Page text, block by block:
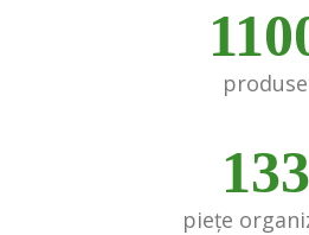
produse
133
piețe